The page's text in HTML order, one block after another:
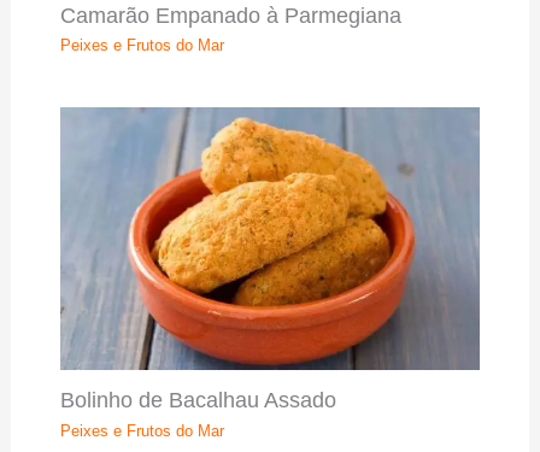
Camarão Empanado à Parmegiana
Peixes e Frutos do Mar
Bolinho de Bacalhau Assado
Peixes e Frutos do Mar